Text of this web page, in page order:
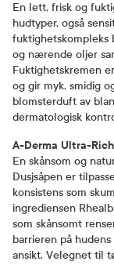
En lett, frisk og
hudtyper, også
fuktighetskompleks
og nærende oljer
Fuktighetskremen
og gir myk, smidig
blomsterduft av
dermatologisk
A-Derma Ultra-
En skånsom og
Dusjsåpen er
konsistens som
ingrediensen
som skånsomt
barrieren på
ansikt. Velegnet til